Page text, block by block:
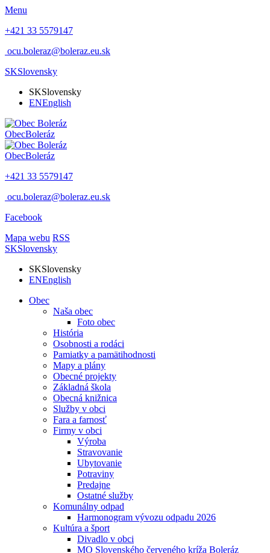
Menu
+421 33 5579147
ocu.boleraz@boleraz.eu.sk
SKSlovensky
SKSlovensky
ENEnglish
ObecBoleráz
ObecBoleráz
+421 33 5579147
ocu.boleraz@boleraz.eu.sk
Facebook
Mapa webu RSS
SKSlovensky
SKSlovensky
ENEnglish
Obec
Naša obec
Foto obec
História
Osobnosti a rodáci
Pamiatky a pamätihodnosti
Mapy a plány
Obecné projekty
Základná škola
Obecná knižnica
Služby v obci
Fara a farnosť
Firmy v obci
Výroba
Stravovanie
Ubytovanie
Potraviny
Predajne
Ostatné služby
Komunálny odpad
Harmonogram vývozu odpadu 2026
Kultúra a šport
Divadlo v obci
MO Slovenského červeného kríža Boleráz